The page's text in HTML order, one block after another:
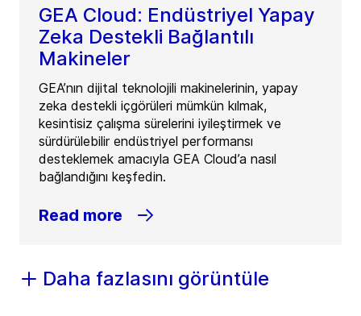
GEA Cloud: Endüstriyel Yapay
Zeka Destekli Bağlantılı
Makineler
GEA’nın dijital teknolojili makinelerinin, yapay
zeka destekli içgörüleri mümkün kılmak,
kesintisiz çalışma sürelerini iyileştirmek ve
sürdürülebilir endüstriyel performansı
desteklemek amacıyla GEA Cloud’a nasıl
bağlandığını keşfedin.
Read more
Daha fazlasını görüntüle